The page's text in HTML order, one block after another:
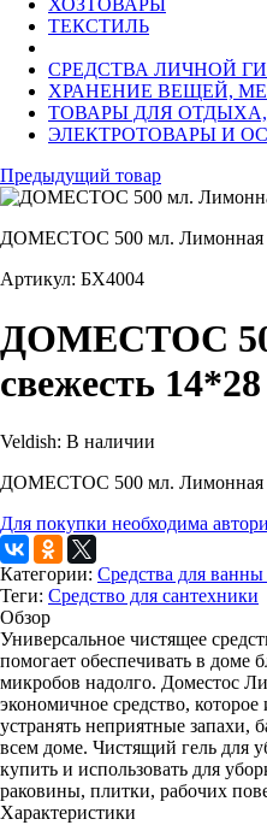
ХОЗТОВАРЫ
ТЕКСТИЛЬ
СРЕДСТВА ЛИЧНОЙ
ХРАНЕНИЕ ВЕЩЕЙ,
ТОВАРЫ ДЛЯ
ЭЛЕКТРОТОВАРЫ И
Предыдущий товар
ДОМЕСТОС 500 мл. Лимонная
Артикул: БХ4004
ДОМЕСТОС
свежесть
Veldish: В наличии
ДОМЕСТОС 500 мл. Лимонная
Для покупки необходима
Категории: Средства для ванны
Теги: Средство для сантехники
Обзор
Универсальное чистящее
помогает обеспечивать в доме
микробов надолго. Доместос
экономичное средство,
устранять неприятные запахи,
всем доме. Чистящий гель для
купить и использовать для
раковины, плитки, рабочих
Характеристики